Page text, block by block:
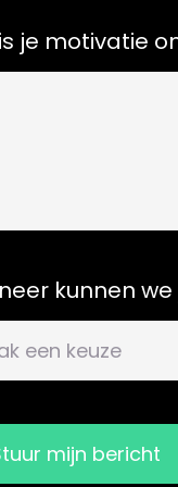
je motivatie
kunnen
mijn bericht